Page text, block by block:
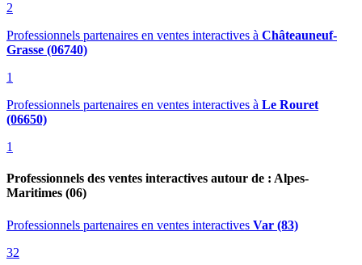
2
Professionnels partenaires en ventes interactives à Châteauneuf-
Grasse (06740)
1
Professionnels partenaires en ventes interactives à Le Rouret
(06650)
1
Professionnels des ventes interactives autour de : Alpes-
Maritimes (06)
Professionnels partenaires en ventes interactives Var (83)
32